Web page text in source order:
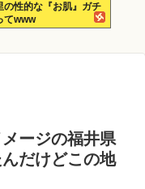
の性的な『お肌』ガチ
てwww
ージの福井県
だけどこの地